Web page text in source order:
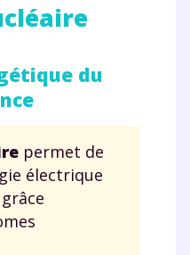
du
permet de
électrique
votre
?